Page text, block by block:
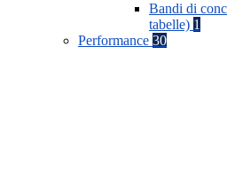
Bandi di
tabelle) 1
Performance 30